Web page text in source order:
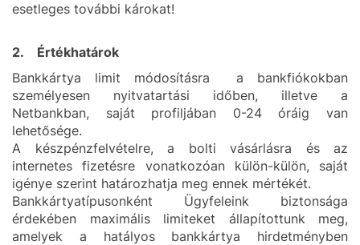
esetleges további károkat!
2. Értékhatárok
Bankkártya limit módosításra a bankfiókokban
személyesen nyitvatartási időben, illetve a
Netbankban, saját profiljában 0-24 óráig van
lehetősége.
A készpénzfelvételre, a bolti vásárlásra és az
internetes fizetésre vonatkozóan külön-külön, saját
igénye szerint határozhatja meg ennek mértékét.
Bankkártyatípusonként Ügyfeleink biztonsága
érdekében maximális limiteket állapítottunk meg,
amelyek a hatályos bankkártya hirdetményben